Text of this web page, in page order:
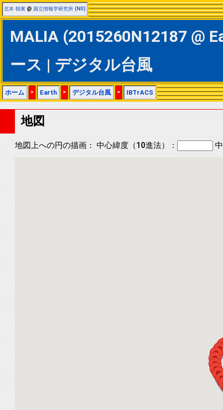
北本 朝展 @ 国立情報学研究所 (NII)
MALIA (2015260N12187 @
ース | デジタル台風
ホーム > Earth > デジタル台風 > IBTrACS
地図
地図上への円の描画： 中心緯度（10進法）：